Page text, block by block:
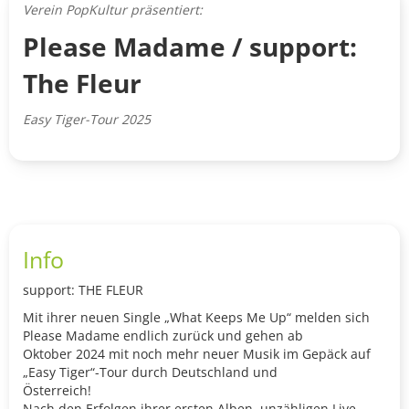
Verein PopKultur präsentiert:
Please Madame / support:
The Fleur
Easy Tiger-Tour 2025
Info
support: THE FLEUR
Mit ihrer neuen Single „What Keeps Me Up“ melden sich
Please Madame endlich zurück und gehen ab
Oktober 2024 mit noch mehr neuer Musik im Gepäck auf
„Easy Tiger“-Tour durch Deutschland und
Österreich!